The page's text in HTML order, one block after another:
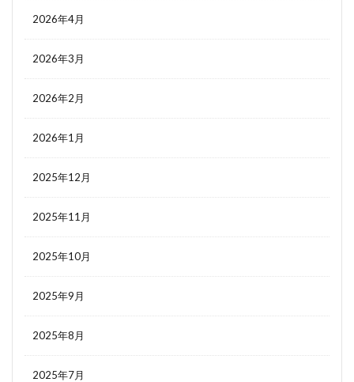
2026年4月
2026年3月
2026年2月
2026年1月
2025年12月
2025年11月
2025年10月
2025年9月
2025年8月
2025年7月